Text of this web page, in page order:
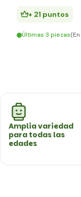
+ 21 puntos
Últimas 3 piezas
Amplia variedad
para todas las
edades